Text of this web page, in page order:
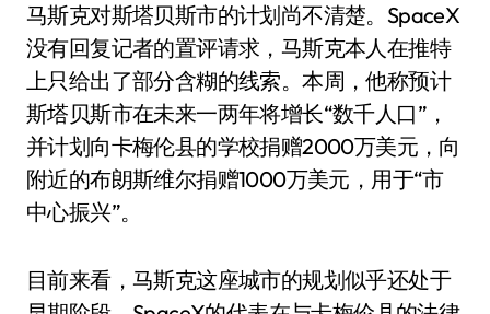
马斯克对斯塔贝斯市的计划尚不清楚。SpaceX
没有回复记者的置评请求，马斯克本人在推特
上只给出了部分含糊的线索。本周，他称预计
斯塔贝斯市在未来一两年将增长“数千人口”，
并计划向卡梅伦县的学校捐赠2000万美元，向
附近的布朗斯维尔捐赠1000万美元，用于“市
中心振兴”。
目前来看，马斯克这座城市的规划似乎还处于